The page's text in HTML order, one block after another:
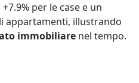
per le case e un
appartamenti, illustrando
immobiliare nel tempo.